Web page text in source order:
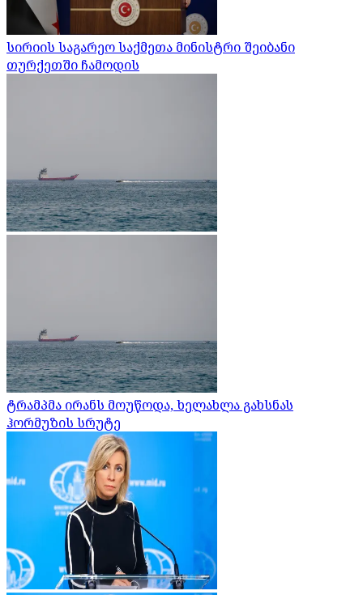
სირიის საგარეო საქმეთა მინისტრი შეიბანი
თურქეთში ჩამოდის
ტრამპმა ირანს მოუწოდა, ხელახლა გახსნას
ჰორმუზის სრუტე